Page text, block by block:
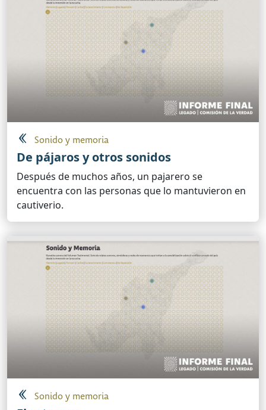
Sonido y memoria
De pájaros y otros sonidos
Después de muchos años, un pajarero se
encuentra con las personas que lo mantuvieron en
cautiverio.
Sonido y memoria